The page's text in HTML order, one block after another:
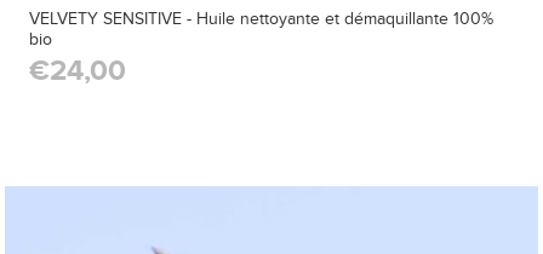
VELVETY SENSITIVE - Huile nettoyante et démaquillante 100%
bio
€24,00